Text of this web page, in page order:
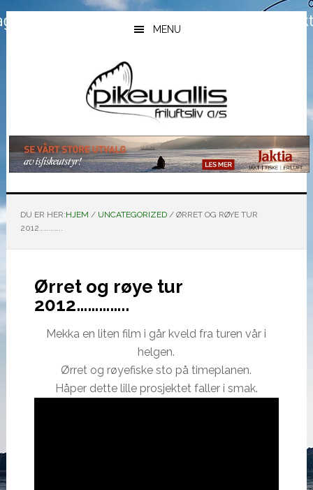
Hopp
til
Hopp
til
Hopp
til
MENU
DU ER HER:HJEM / UNCATEGORIZED /ØRRET OG RØYE TUR
2012…………..
Ørret og røye tur
2012…………..
Mekka en liten film i går kveld fra turen vår i
helgen.
Ørret og røyefiske sto på timeplanen.
Håper dette lille prosjektet faller i smak.